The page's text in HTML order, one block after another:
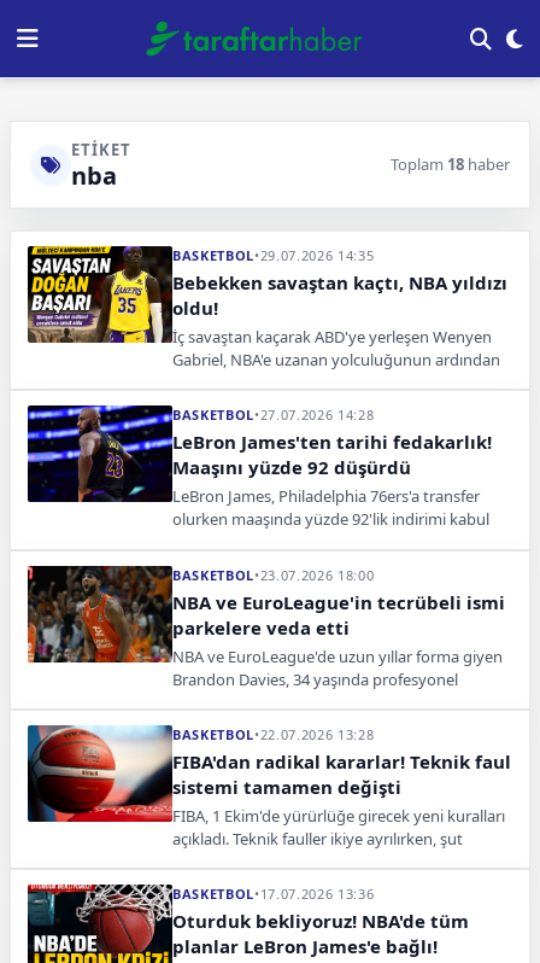
ETIKET
nba Toplam 18 haber
BASKETBOL•29.07.2026 14:35
Bebekken savaştan kaçtı, NBA yıldızı
oldu!
İç savaştan kaçarak ABD'ye yerleşen Wenyen
Gabriel, NBA'e uzanan yolculuğunun ardından
BASKETBOL•27.07.2026 14:28
LeBron James'ten tarihi fedakarlık!
Maaşını yüzde 92 düşürdü
LeBron James, Philadelphia 76ers'a transfer
olurken maaşında yüzde 92'lik indirimi kabul
BASKETBOL•23.07.2026 18:00
NBA ve EuroLeague'in tecrübeli ismi
parkelere veda etti
NBA ve EuroLeague'de uzun yıllar forma giyen
Brandon Davies, 34 yaşında profesyonel
BASKETBOL•22.07.2026 13:28
FIBA'dan radikal kararlar! Teknik faul
sistemi tamamen değişti
FIBA, 1 Ekim'de yürürlüğe girecek yeni kuralları
açıkladı. Teknik fauller ikiye ayrılırken, şut
BASKETBOL•17.07.2026 13:36
Oturduk bekliyoruz! NBA'de tüm
planlar LeBron James'e bağlı!